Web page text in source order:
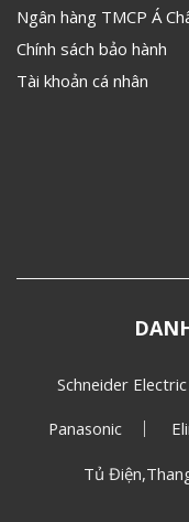
Ngân hàng TMCP Á
Chính sách bảo hành
Tài khoản cá nhân
Schneider Electric
Panasonic
Tủ